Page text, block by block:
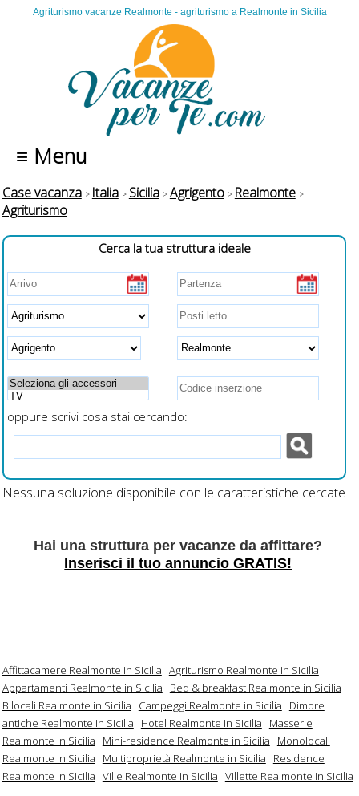
Agriturismo vacanze Realmonte - agriturismo a Realmonte in Sicilia
≡ Menu
Case vacanza Italia Sicilia Agrigento
Realmonte
Agriturismo
Cerca la tua struttura ideale
oppure scrivi cosa stai cercando:
Nessuna soluzione disponibile con le caratteristiche cercate
Hai una struttura per vacanze da affittare?
Inserisci il tuo annuncio GRATIS!
Affittacamere Realmonte in Sicilia Agriturismo Realmonte in Sicilia
Appartamenti Realmonte in Sicilia
Bed & breakfast Realmonte in Sicilia
Bilocali Realmonte in Sicilia
Campeggi Realmonte in Sicilia
Dimore
antiche Realmonte in Sicilia
Hotel Realmonte in Sicilia
Masserie
Realmonte in Sicilia
Mini-residence Realmonte in Sicilia
Monolocali
Realmonte in Sicilia
Multiproprietà Realmonte in Sicilia
Residence
Realmonte in Sicilia Ville Realmonte in Sicilia Villette Realmonte in Sicilia